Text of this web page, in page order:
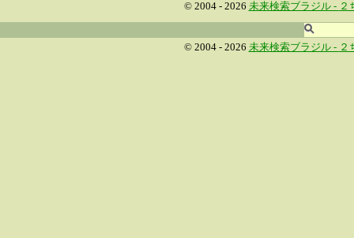
© 2004 - 2026 未来検索ブラジル - ２
© 2004 - 2026 未来検索ブラジル - ２